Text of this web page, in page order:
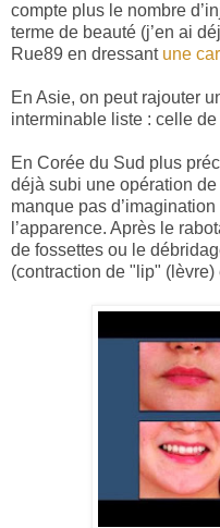
compte plus le nombre
terme de beauté (j’en ai
Rue89 en dressant une
En Asie, on peut rajouter
interminable liste : celle
En Corée du Sud plus
déjà subi une opération
manque pas
l’apparence. Après le
de fossettes ou le
(contraction de "lip" (lèvre)